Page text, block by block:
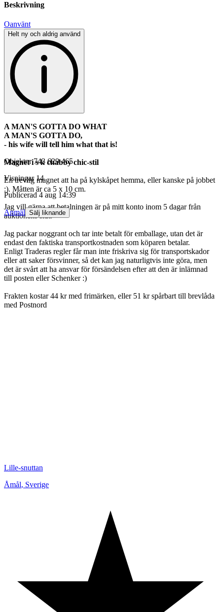
Beskrivning
Oanvänt
Helt ny och aldrig använd
A MAN'S GOTTA DO WHAT
A MAN'S GOTTA DO,
- his wife will tell him what that is!
Magnet i s k chabby chic-stil
En trevlig magnet att ha på kylskåpet hemma, eller kanske på jobbet
:). Måtten är ca 5 x 10 cm.
Jag vill gärna att betalningen är på mitt konto inom 5 dagar från
auktionens slut.
Jag packar noggrant och tar inte betalt för emballage, utan det är
endast den faktiska transportkostnaden som köparen betalar.
Enligt Traderas regler får man inte friskriva sig för transportskador
eller att saker försvinner, så det kan jag naturligtvis inte göra, men
det är svårt att ha ansvar för försändelsen efter att den är inlämnad
till posten eller Schenker :)
Frakten kostar 44 kr med frimärken, eller 51 kr spårbart till brevlåda
med Postnord
Objektnr 743 629 465
Visningar 14
Publicerad 4 aug 14:39
Anmäl Sälj liknande
Lille-snuttan
Åmål, Sverige